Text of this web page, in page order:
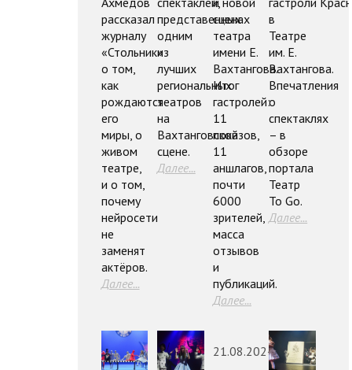
рассказал
журналу
«Стольник»
о том,
как
рождаются
его
миры, о
живом
театре,
и о том,
почему
нейросети
не
заменят
актёров.
Далее...
представенных
одним
из
лучших
региональных
театров
на
Вахтанговской
сцене.
Далее...
сценах
театра
имени Е.
Вахтангова.
Итог
гастролей:
11
показов,
11
аншлагов,
почти
6000
зрителей,
масса
отзывов
и
публикаций.
Далее...
в
Театре
им. Е.
Вахтангова.
Впечатления
о
спектаклях
– в
обзоре
портала
Театр
To Go.
Далее...
21.08.2024